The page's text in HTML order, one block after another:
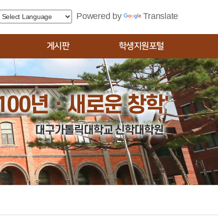
Powered by Translate
게시판 학생지원포털
생
묻고답하기
년ㆍ새로운 창학'
대구가톨릭대학교 신학대학원